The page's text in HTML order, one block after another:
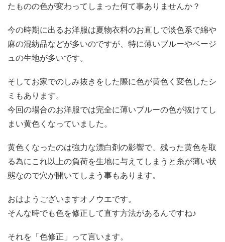
たものの色が変わってしまった何て事ありませんか？
今の時期に出るお洋服は夏物衣料のお直しで淡色系で綿や
麻の混紡品などが多いのですが、特に薄いブルーやベージ
ュの生地が多いです。
そしてお家でのしみ抜きをした際に色が黄色く変色したシ
ミもあります。
今回の場合のお洋服では完全に薄いブルーの色が抜けてし
まい黄色くなっていました。
黄色くなったのは強力な漂白剤の影響で、残った黄色を取
る為にこれ以上の負荷を生地に与えてしまうと糸が薄い状
態なので穴が開いてしまう事もあります。
おはようございますオノウエです。
そんな時でも色を修正して直す方法があるんですね♪
それを「色修正」って言います。